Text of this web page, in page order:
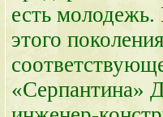
есть молодежь.
этого
«Серпантина»